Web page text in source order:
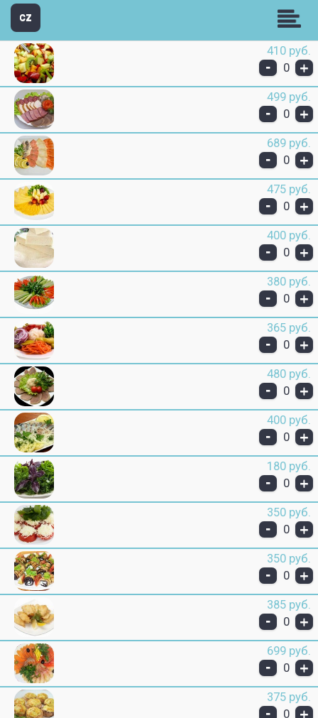
CZ
410 руб.
- 0 +
499 руб.
- 0 +
689 руб.
- 0 +
475 руб.
- 0 +
400 руб.
- 0 +
380 руб.
- 0 +
365 руб.
- 0 +
480 руб.
- 0 +
400 руб.
- 0 +
180 руб.
- 0 +
350 руб.
- 0 +
350 руб.
- 0 +
385 руб.
- 0 +
699 руб.
- 0 +
375 руб.
- 0 +